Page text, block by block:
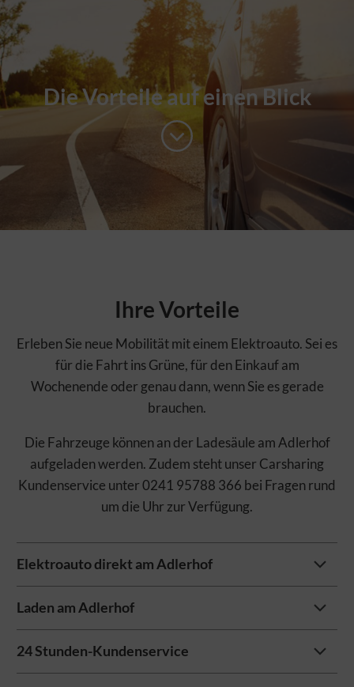
Die Vorteile auf einen Blick
Ihre Vorteile
Erleben Sie neue Mobilität mit einem Elektroauto. Sei es
für die Fahrt ins Grüne, für den Einkauf am
Wochenende oder genau dann, wenn Sie es gerade
brauchen.
Die Fahrzeuge können an der Ladesäule am Adlerhof
aufgeladen werden. Zudem steht unser Carsharing
Kundenservice unter 0241 95788 366 bei Fragen rund
um die Uhr zur Verfügung.
Elektroauto direkt am Adlerhof
Das nächste Carsharing-Fahrzeug war noch nie so nah -
es steht außerhalb der dienstlichen Nutzungszeiten am
Adlerhof für Sie bereit.
Den genauen Standort der Fahrzeuge finden Sie auch in
Laden am Adlerhof
In der App können sie immer den aktuellen Ladestand
des Fahrzeuges einsehen. Eine Ladekarte finden Sie im
24 Stunden-Kundenservice